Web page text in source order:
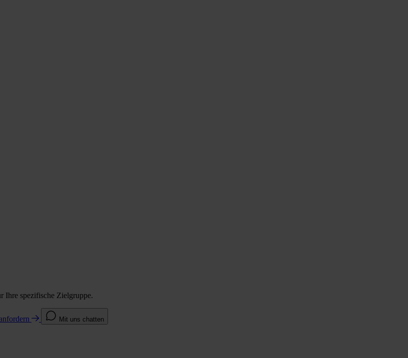
Ihre spezifische Zielgruppe.
Mit uns chatten